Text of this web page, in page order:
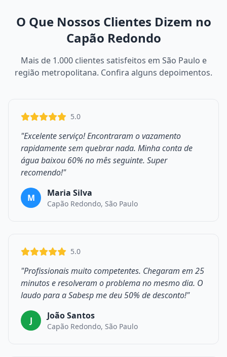
O Que Nossos Clientes Dizem no
Capão Redondo
Mais de 1.000 clientes satisfeitos em São Paulo e
região metropolitana. Confira alguns depoimentos.
5.0
"Excelente serviço! Encontraram o vazamento
rapidamente sem quebrar nada. Minha conta de
água baixou 60% no mês seguinte. Super
recomendo!"
M Maria Silva
Capão Redondo, São Paulo
5.0
"Profissionais muito competentes. Chegaram em 25
minutos e resolveram o problema no mesmo dia. O
laudo para a Sabesp me deu 50% de desconto!"
J João Santos
Capão Redondo, São Paulo